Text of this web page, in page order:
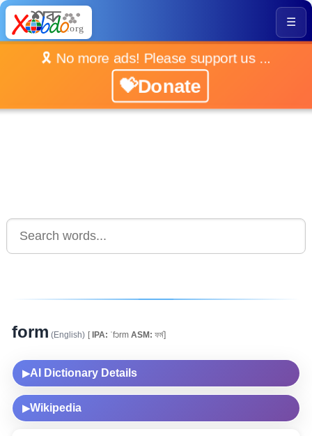
☰
🎗️ No more ads! Please support us ...
💝Donate
form (English) [IPA: ˈfɔrm ASM: ফৰ্ম]
▶AI Dictionary Details
▶Wikipedia